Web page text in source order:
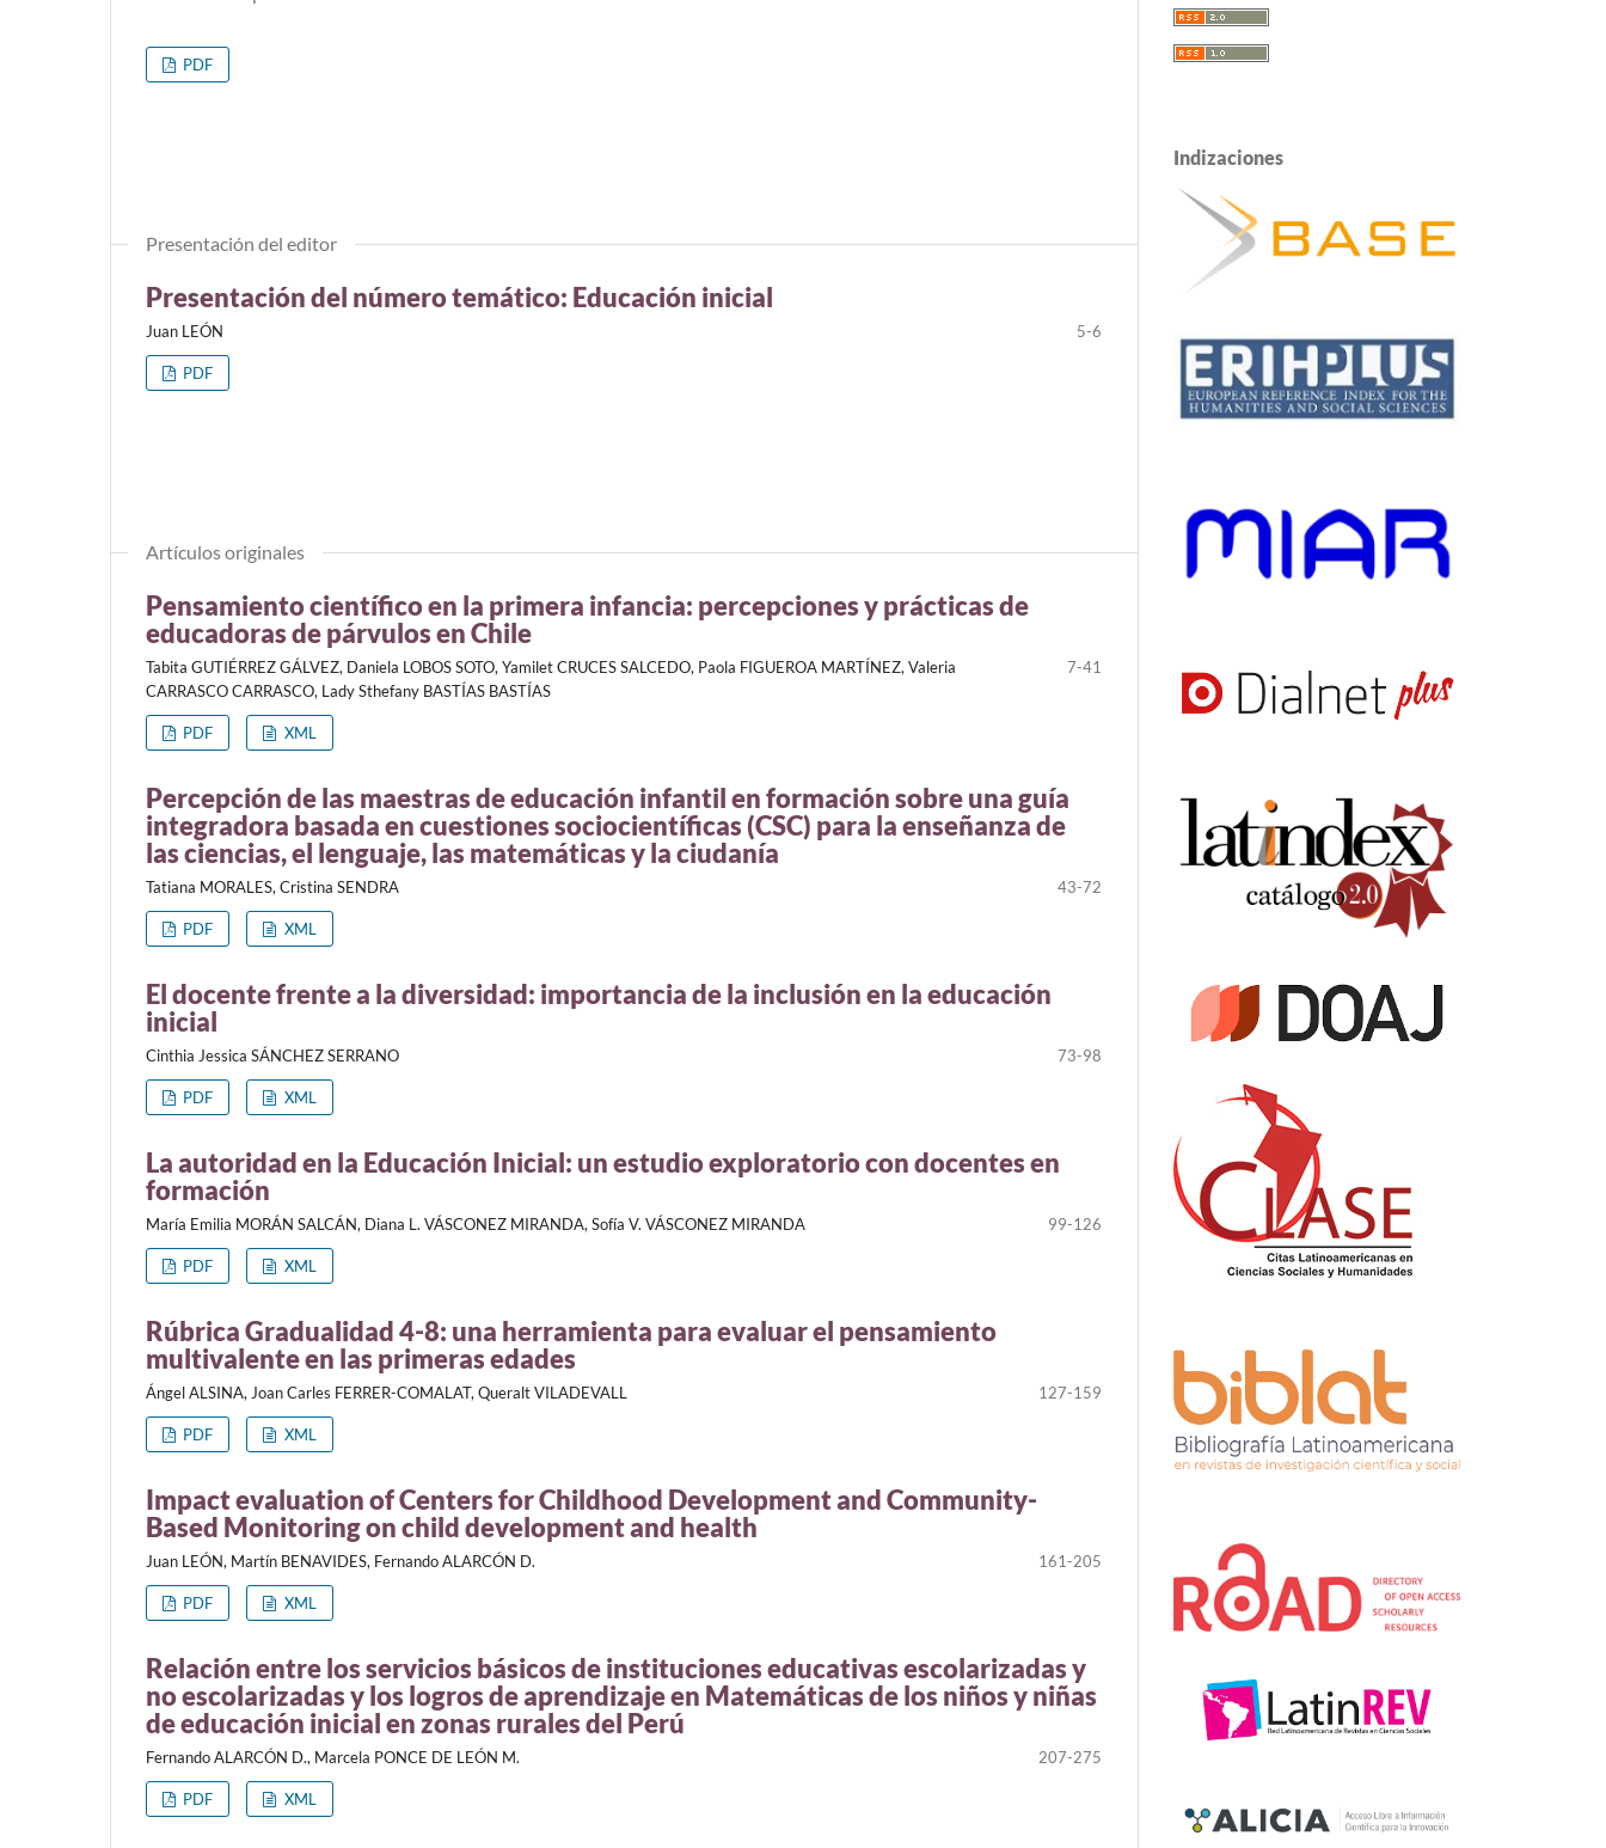
PDF
Presentación del editor
Presentación del número temático: Educación inicial
Juan LEÓN 5-6
PDF
Artículos originales
Pensamiento científico en la primera infancia: percepciones y prácticas de
educadoras de párvulos en Chile
Tabita GUTIÉRREZ GÁLVEZ, Daniela LOBOS SOTO, Yamilet CRUCES SALCEDO, Paola FIGUEROA MARTÍNEZ, Valeria
CARRASCO CARRASCO, Lady Sthefany BASTÍAS BASTÍAS
7-41
PDF XML
Percepción de las maestras de educación infantil en formación sobre una guía
integradora basada en cuestiones sociocientíficas (CSC) para la enseñanza de
las ciencias, el lenguaje, las matemáticas y la ciudanía
Tatiana MORALES, Cristina SENDRA 43-72
PDF XML
El docente frente a la diversidad: importancia de la inclusión en la educación
inicial
Cinthia Jessica SÁNCHEZ SERRANO 73-98
PDF XML
La autoridad en la Educación Inicial: un estudio exploratorio con docentes en
formación
María Emilia MORÁN SALCÁN, Diana L. VÁSCONEZ MIRANDA, Sofía V. VÁSCONEZ MIRANDA 99-126
PDF XML
Rúbrica Gradualidad 4-8: una herramienta para evaluar el pensamiento
multivalente en las primeras edades
Ángel ALSINA, Joan Carles FERRER-COMALAT, Queralt VILADEVALL 127-159
PDF XML
Impact evaluation of Centers for Childhood Development and Community-
Based Monitoring on child development and health
Juan LEÓN, Martín BENAVIDES, Fernando ALARCÓN D. 161-205
PDF XML
Relación entre los servicios básicos de instituciones educativas escolarizadas y
no escolarizadas y los logros de aprendizaje en Matemáticas de los niños y niñas
de educación inicial en zonas rurales del Perú
Fernando ALARCÓN D., Marcela PONCE DE LEÓN M. 207-275
PDF XML
Indizaciones